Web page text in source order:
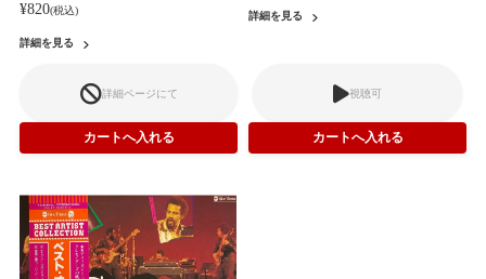
¥820(税込)
詳細を見る
詳細ページにて
詳細を見る
視聴可